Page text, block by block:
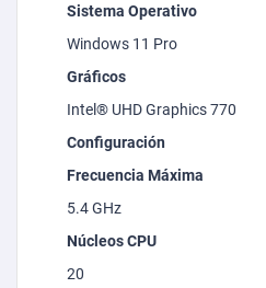
Sistema Operativo
Windows 11 Pro
Gráficos
Intel® UHDGraphics770
Configuración
Frecuencia Máxima
5.4 GHz
Núcleos CPU
20